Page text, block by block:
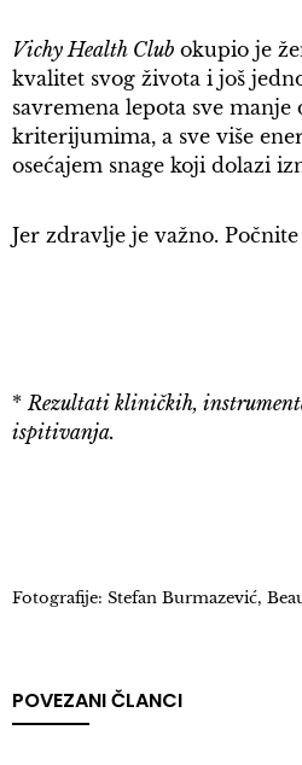
Vichy Health Club okupio je
kvalitet svog života i još
savremena lepota sve
kriterijumima, a sve više
osećajem snage koji dolazi
Jer zdravlje je važno. Počnite
* Rezultati kliničkih,
ispitivanja.
Fotografije: Stefan Burmazević,
POVEZANI ČLANCI